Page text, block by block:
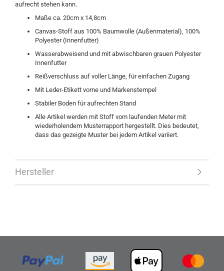
aufrecht stehen kann.
Maße ca. 20cm x 14,8cm
Canvas-Stoff aus 100% Baumwolle (Außenmaterial), 100%
Polyester (Innenfutter)
Wasserabweisend und mit abwischbaren grauen Polyester
Innenfutter
Reißverschluss auf voller Länge, für einfachen Zugang
Mit Leder-Etikett vorne und Markenstempel
Stabiler Boden für aufrechten Stand
Alle Artikel werden mit Stoff vom laufenden Meter mit
wiederholendem Musterrapport hergestellt. Dies bedeutet,
dass das gezeigte Muster bei jedem Artikel variiert.
Hersteller